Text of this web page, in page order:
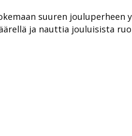
suuren jouluperheen
ja nauttia jouluisista